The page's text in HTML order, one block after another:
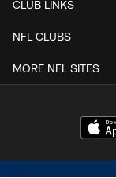
CLUB LINKS
NFL CLUBS
MORE NFL SITES